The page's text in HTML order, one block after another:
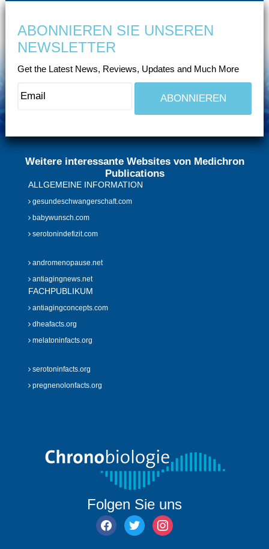
ABONNIEREN SIE UNSEREN
NEWSLETTER
Get the Latest News, Reviews, Updates and Much More
Weitere interessante Websites von Medichron
Publications
ALLGEMEINE INFORMATION
gesundeschwangerschaft.com
babywunsch.com
serotonindefizit.com
andromenopause.net
antiagingnews.net
FACHPUBLIKUM
antiagingconcepts.com
dheafacts.org
melatoninfacts.org
serotoninfacts.org
pregnenolonfacts.org
Folgen Sie uns
facebook
twitter instagram